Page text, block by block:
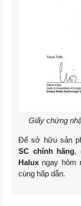
Giấy chứng
Để sở hữu sản
SC chính hãng,
Halux ngay hôm
cùng hấp dẫn.